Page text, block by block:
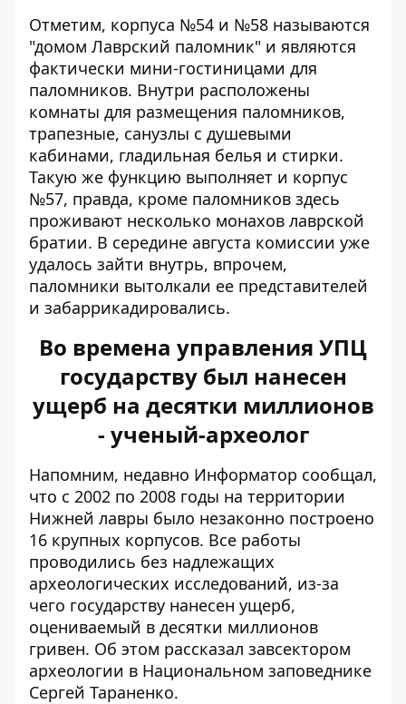
Отметим, корпуса №54 и №58 называются
"домом Лаврский паломник" и являются
фактически мини-гостиницами для
паломников. Внутри расположены
комнаты для размещения паломников,
трапезные, санузлы с душевыми
кабинами, гладильная белья и стирки.
Такую же функцию выполняет и корпус
№57, правда, кроме паломников здесь
проживают несколько монахов лаврской
братии. В середине августа комиссии уже
удалось зайти внутрь, впрочем,
паломники вытолкали ее представителей
и забаррикадировались.
Во времена управления УПЦ
государству был нанесен
ущерб на десятки миллионов
- ученый-археолог
Напомним, недавно Информатор сообщал,
что с 2002 по 2008 годы на территории
Нижней лавры было незаконно построено
16 крупных корпусов. Все работы
проводились без надлежащих
археологических исследований, из-за
чего государству нанесен ущерб,
оцениваемый в десятки миллионов
гривен. Об этом рассказал завсектором
археологии в Национальном заповеднике
Сергей Тараненко.